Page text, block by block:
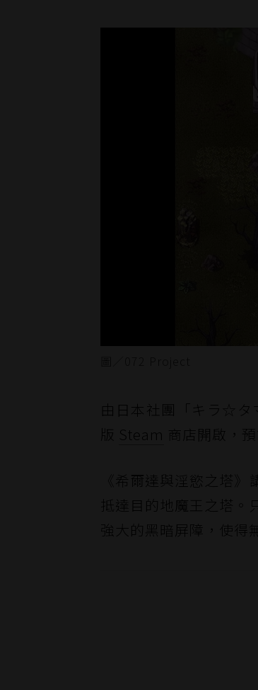
由日本社團「キラ☆タ
版 Steam 商店開啟，
《希爾達與淫慾之塔
抵達目的地魔王之塔。
強大的黑暗屏障，使得